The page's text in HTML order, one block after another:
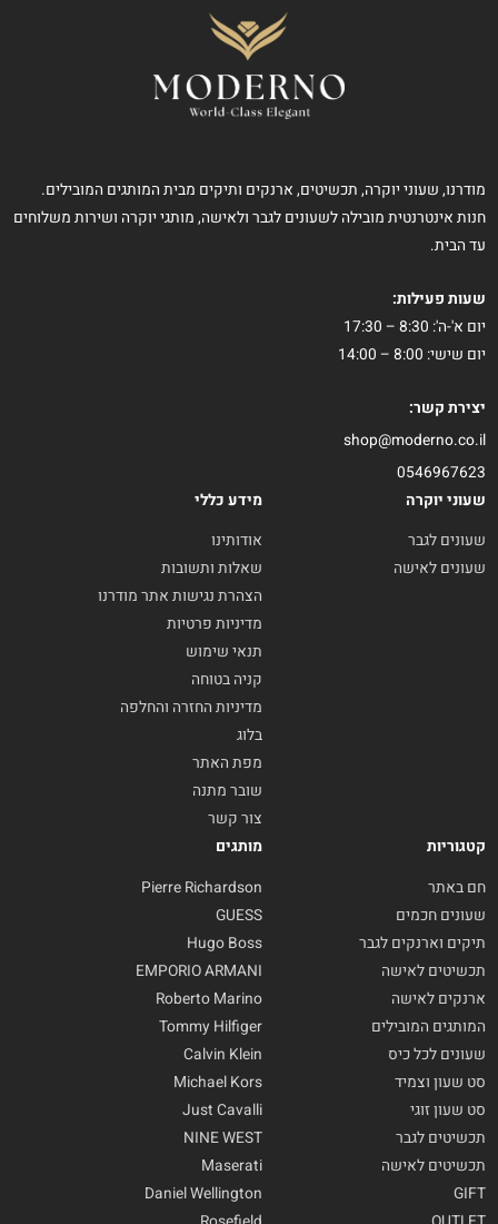
מודרנו, שעוני יוקרה, תכשיטים, ארנקים ותיקים מבית המותגים המובילים.
חנות אינטרנטית מובילה לשעונים לגבר ולאישה, מותגי יוקרה ושירות משלוחים
עד הבית.
שעות פעילות:
יום א'-ה': 8:30 – 17:30
יום שישי: 8:00 – 14:00
יצירת קשר:
shop@moderno.co.il
0546967623
שעוני יוקרה
שעונים לגבר
שעונים לאישה
מידע כללי
אודותינו
שאלות ותשובות
הצהרת נגישות אתר מודרנו
מדיניות פרטיות
תנאי שימוש
קניה בטוחה
מדיניות החזרה והחלפה
בלוג
מפת האתר
שובר מתנה
צור קשר
קטגוריות
חם באתר
שעונים חכמים
תיקים וארנקים לגבר
תכשיטים לאישה
ארנקים לאישה
המותגים המובילים
שעונים לכל כיס
סט שעון וצמיד
סט שעון זוגי
תכשיטים לגבר
תכשיטים לאישה
GIFT
מותגים
Pierre Richardson
GUESS
Hugo Boss
EMPORIO ARMANI
Roberto Marino
Tommy Hilfiger
Calvin Klein
Michael Kors
Just Cavalli
NINE WEST
Maserati
Daniel Wellington